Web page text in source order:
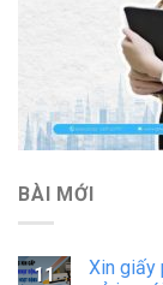
BÀI MỚI
11
Xin giấy